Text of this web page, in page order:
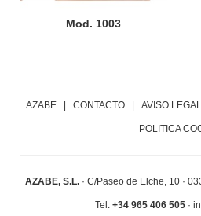
Mod. 1003
AZABE | CONTACTO | AVISO LEGAL
POLITICA
AZABE, S.L. · C/Paseo de Elche, 10 ·
Tel. +34 965 406 505·